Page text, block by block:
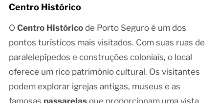
Centro Histórico
O Centro Históricode Porto Seguro é um dos
pontos turísticos mais visitados. Com suas ruas de
paralelepípedos e construções coloniais, o local
oferece um rico patrimônio cultural. Os visitantes
podem explorar igrejas antigas, museus e as
famosas passarelasque proporcionam uma vista